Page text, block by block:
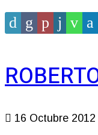
16 Octubre 2012